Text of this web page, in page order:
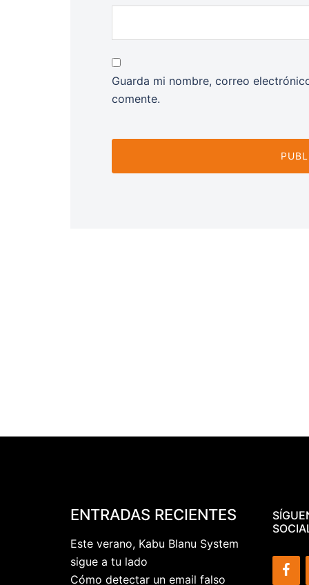
Guarda mi nombre, correo
comente.
ENTRADAS RECIENTES
Este verano, Kabu Blanu System
sigue a tu lado
Cómo detectar un email falso